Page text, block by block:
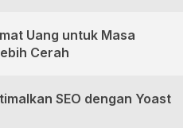
Uang untuk Masa
Cerah
SEO dengan Yoast